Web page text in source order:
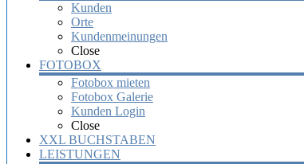
Kunden
Orte
Kundenmeinungen
Close
FOTOBOX
Fotobox mieten
Fotobox Galerie
Kunden Login
Close
XXL BUCHSTABEN
LEISTUNGEN